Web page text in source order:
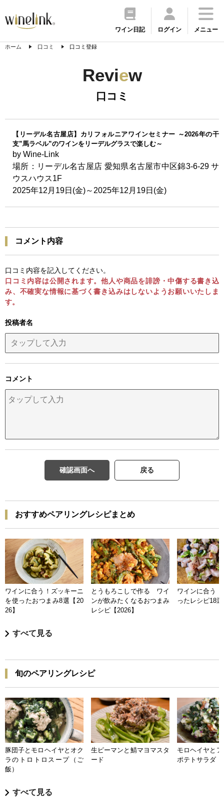
ワイン日記 ログイン メニュー
ホーム 口コミ 口コミ登録
Review
口コミ
【リーデル名古屋店】カリフォルニアワインセミナー ～2026年の干
支”馬ラベル”のワインをリーデルグラスで楽しむ～
by Wine-Link
場所：リーデル名古屋店 愛知県名古屋市中区錦3-6-29 サ
ウスハウス1F
2025年12月19日(金)～2025年12月19日(金)
コメント内容
口コミ内容を記入してください。
口コミ内容は公開されます。他人や商品を誹謗・中傷する書き込
み、不確実な情報に基づく書き込みはしないようお願いいたしま
す。
投稿者名
コメント
確認画面へ 戻る
おすすめペアリングレシピまとめ
ワインに合う！ズッキーニ
を使ったおつまみ8選【20
26】
とうもろこしで作る ワイ
ンが飲みたくなるおつまみ
レシピ【2026】
ワインに合う
ったレシピ18
すべて見る
旬のペアリングレシピ
豚団子とモロヘイヤとオク
ラのトロトロスープ（ご
飯）
生ピーマンと鯖マヨマスタ
ード
モロヘイヤと
ポテトサラダ
すべて見る